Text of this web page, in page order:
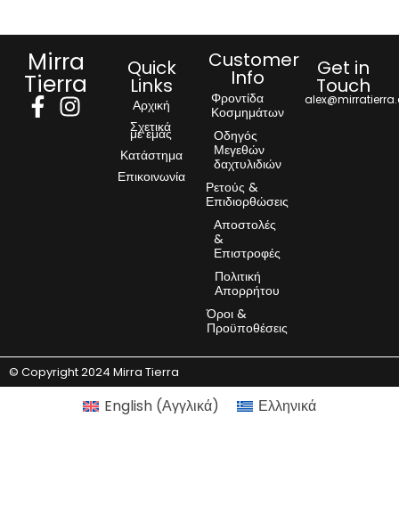
Mirra
Tierra
Quick
Links
Αρχική
Σχετικά
με εμάς
Κατάστημα
Επικοινωνία
Customer
Info
Φροντίδα
Κοσμημάτων
Οδηγός
Μεγεθών
δαχτυλιδιών
Ρετούς &
Επιδιορθώσεις
Αποστολές
&
Επιστροφές
Πολιτική
Απορρήτου
Όροι &
Προϋποθέσεις
Get in
Touch
© Copyright 2024 Mirra Tierra
English (Αγγλικά) Ελληνικά